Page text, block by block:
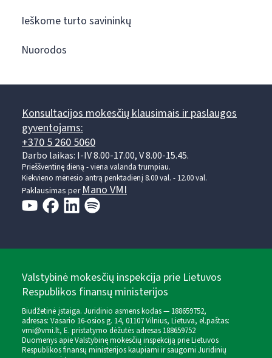
Ieškome turto savininkų
Nuorodos
Konsultacijos mokesčių klausimais ir paslaugos
gyventojams:
+370 5 260 5060
Darbo laikas: I-IV 8.00-17.00, V 8.00-15.45.
Prieššventinę dieną - viena valanda trumpiau.
Kiekvieno mėnesio antrą penktadienį 8.00 val. - 12.00 val.
Paklausimas perMano VMI
Valstybinė mokesčių inspekcija prie Lietuvos
Respublikos finansų ministerijos
Biudžetinė įstaiga. Juridinio asmens kodas — 188659752,
adresas: Vasario 16-osios g. 14, 01107 Vilnius, Lietuva, el.paštas:
vmi@vmi.lt, E. pristatymo dėžutės adresas 188659752
Duomenys apie Valstybinę mokesčių inspekciją prie Lietuvos
Respublikos finansų ministerijos kaupiami ir saugomi Juridinių